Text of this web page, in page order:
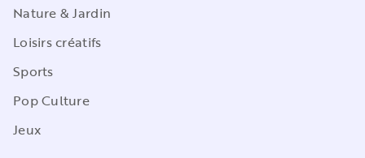
Nature & Jardin
Loisirs créatifs
Sports
Pop Culture
Jeux